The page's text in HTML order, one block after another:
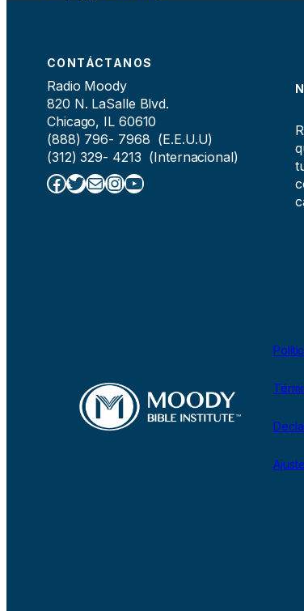
CONTÁCTANOS
Radio Moody
820 N. LaSalle Blvd.
Chicago, IL 60610
(888) 796- 7968 (E.E.U.U)
(312) 329- 4213 (Internacional)
Facebook Twitter Correo electrónico InstagramYouTube